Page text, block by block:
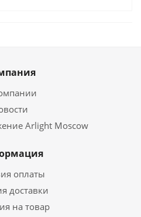
Arlight Moscow
оплаты
доставки
на товар